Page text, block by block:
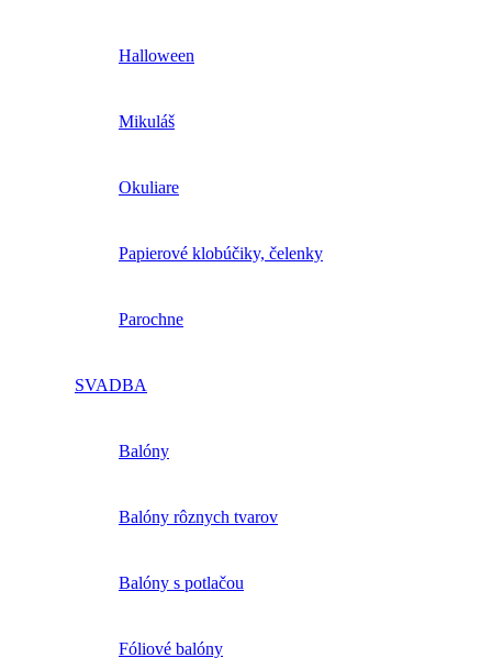
Halloween
Mikuláš
Okuliare
Papierové klobúčiky, čelenky
Parochne
SVADBA
Balóny
Balóny rôznych tvarov
Balóny s potlačou
Fóliové balóny